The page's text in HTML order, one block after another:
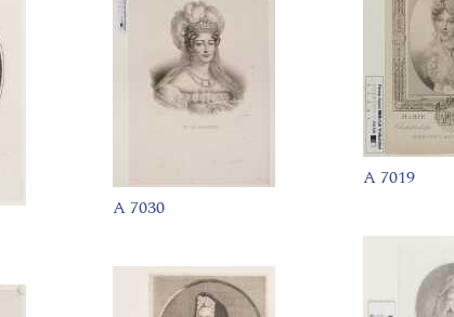
A 7030
A 7019